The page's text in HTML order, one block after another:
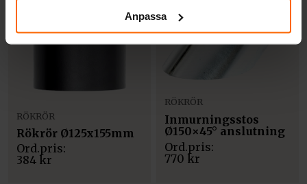
Anpassa
RÖKRÖR
Rökrör Ø125x155mm
384 kr
RÖKRÖR
Inmurningsstos
Ø150×45° anslutning
770 kr